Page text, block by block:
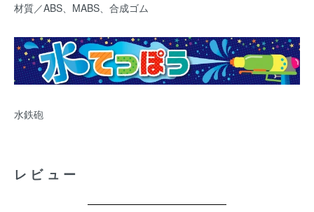
材質／ABS、MABS、合成ゴム
水鉄砲
レビュー